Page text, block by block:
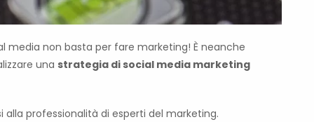
media non basta per fare marketing! È neanche
una strategia di social media marketing
professionalità di esperti del marketing.